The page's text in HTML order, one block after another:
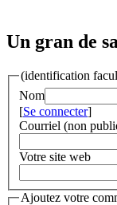
Un gran de
(identification
Nom
[Se connecter]
Courriel (non
Votre site web
Ajoutez votre